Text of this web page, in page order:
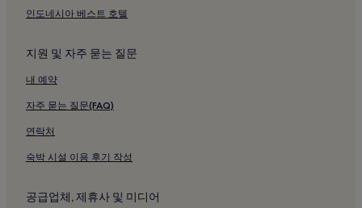
인도네시아 베스트 호텔
지원 및 자주 묻는 질문
내 예약
자주 묻는 질문(FAQ)
연락처
숙박 시설 이용 후기 작성
공급업체, 제휴사 및 미디어